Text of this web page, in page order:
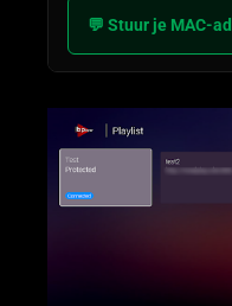
💬 Stuur je MAC-